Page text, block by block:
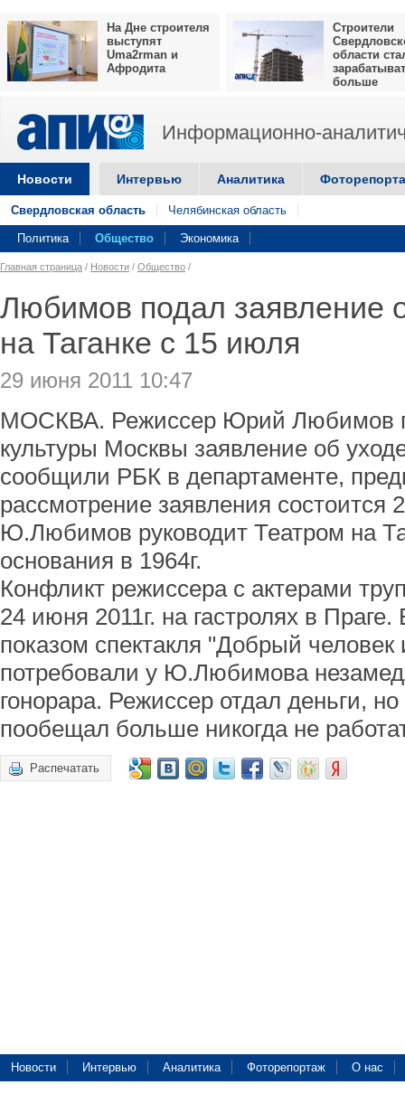
На Дне строителя
выступят
Uma2rman и
Афродита
Строители
области
больше
Информационно-
Новости Интервью Аналитика
Свердловская область Челябинская область
Политика Общество Экономика
Главная страница / Новости / Общество /
Любимов подал заявление
на Таганке с 15 июля
29 июня 2011 10:47
МОСКВА. Режиссер Юрий Любимов
культуры Москвы заявление об
сообщили РБК в департаменте,
рассмотрение заявления
Ю.Любимов руководит Театром на
основания в 1964г.
Конфликт режиссера с актерами
24 июня 2011г. на гастролях в
показом спектакля "Добрый человек
потребовали у Ю.Любимова
гонорара. Режиссер отдал деньги,
пообещал больше никогда не
Распечатать
Новости Интервью Аналитика Фоторепортаж О нас